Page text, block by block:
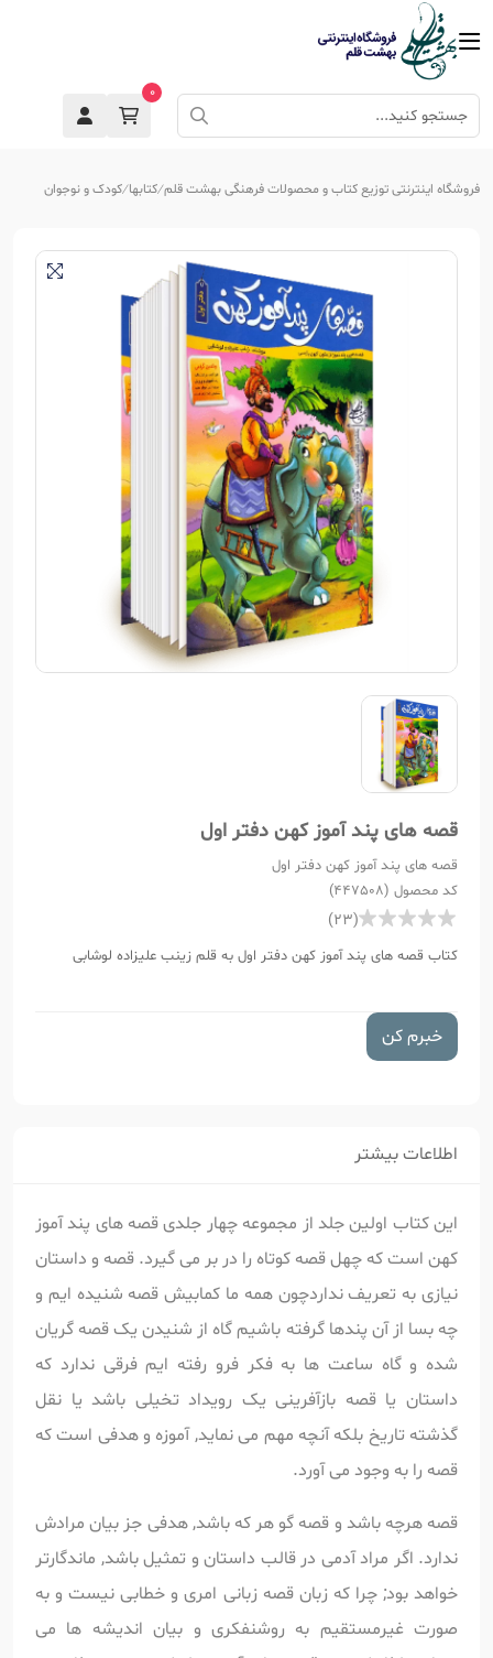
0
فروشگاه اینترنتی توزیع کتاب و محصولات فرهنگی بهشت قلم کتابها کودک و نوجوان
قصه های پند آموز کهن دفتر اول
قصه های پند آموز کهن دفتر اول
کد محصول (447508)
(23)
کتاب قصه های پند آموز کهن دفتر اول به قلم زینب علیزاده لوشابی
خبرم کن
اطلاعات بیشتر
این کتاب اولین جلد از مجموعه چهار جلدی قصه های پند آموز
کهن است که چهل قصه کوتاه را در بر می گیرد. قصه و داستان
نیازی به تعریف نداردچون همه ما کمابیش قصه شنیده ایم و
چه بسا از آن پندها گرفته باشیم گاه از شنیدن یک قصه گریان
شده و گاه ساعت ها به فکر فرو رفته ایم فرقی ندارد که
داستان یا قصه بازآفرینی یک رویداد تخیلی باشد یا نقل
گذشته تاریخ بلکه آنچه مهم می نماید, آموزه و هدفی است که
قصه را به وجود می آورد.
قصه هرچه باشد و قصه گو هر که باشد, هدفی جز بیان مرادش
ندارد. اگر مراد آدمی در قالب داستان و تمثیل باشد, ماندگارتر
خواهد بود; چرا که زبان قصه زبانی امری و خطابی نیست و به
صورت غیرمستقیم به روشنفکری و بیان اندیشه ها می